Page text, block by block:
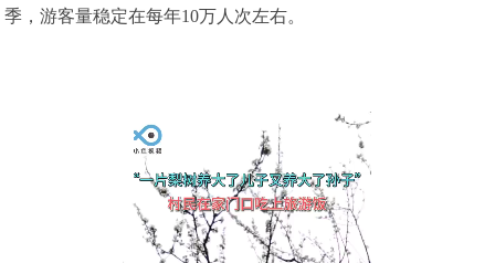
季，游客量稳定在每年10万人次左右。